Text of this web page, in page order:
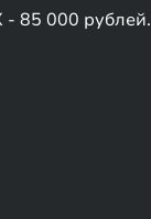
- 85 000 рублей.